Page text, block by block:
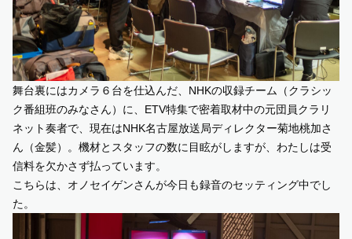
舞台裏にはカメラ６台を仕込んだ、NHKの収録チーム（クラシッ
ク番組班のみなさん）に、ETV特集で密着取材中の元団員クラリ
ネット奏者で、現在はNHK名古屋放送局ディレクター菊地桃加さ
ん （金髪）。機材とスタッフの数に目眩がしますが、わたしは受
信料を欠かさず払っています。
こちらは、 オノセイゲンさんが今日も録音のセッティング中でし
た。